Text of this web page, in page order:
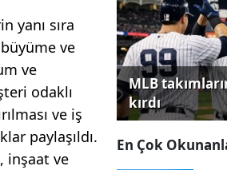
yanı sıra
ve
ve
odaklı
ve iş
paylaşıldı.
inşaat ve
MLB
kırdı
En Çok